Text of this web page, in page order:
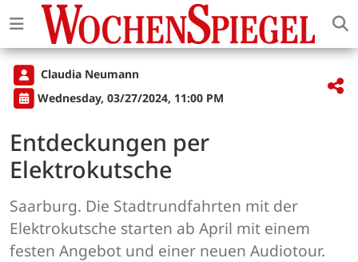
Claudia Neumann
Wednesday, 03/27/2024, 11:00 PM
Entdeckungen per
Elektrokutsche
Saarburg. Die Stadtrundfahrten mit der
Elektrokutsche starten ab April mit einem
festen Angebot und einer neuen Audiotour.